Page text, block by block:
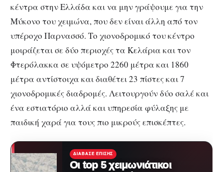
κέντρα στην Ελλάδα και να μην γράψουμε για την
Μύκονο του χειμώνα, που δεν είναι άλλη από τον
υπέροχο Παρνασσό. Το χιονοδρομικό του κέντρο
μοιράζεται σε δύο περιοχές τα Κελάρια και τον
Φτερόλακκα σε υψόμετρο 2260 μέτρα και 1860
μέτρα αντίστοιχα και διαθέτει 23 πίστες και 7
χιονοδρομικές διαδρομές. Λειτουργούν δύο σαλέ και
ένα εστιατόριο αλλά και υπηρεσία φύλαξης με
παιδική χαρά για τους πιο μικρούς επισκέπτες.
ΔΙΆΒΑΣΕ ΕΠΊΣΗΣ
Οι top 5 χειμωνιάτικοι